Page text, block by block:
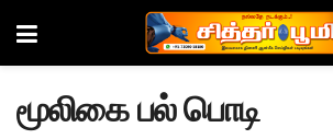
மூலிகை பல் பொடி